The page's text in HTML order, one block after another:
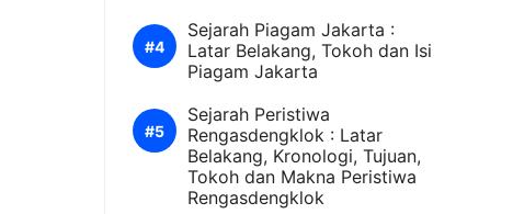
Sejarah Piagam Jakarta :
Latar Belakang, Tokoh dan Isi
Piagam Jakarta
Sejarah Peristiwa
Rengasdengklok : Latar
Belakang, Kronologi, Tujuan,
Tokoh dan Makna Peristiwa
Rengasdengklok